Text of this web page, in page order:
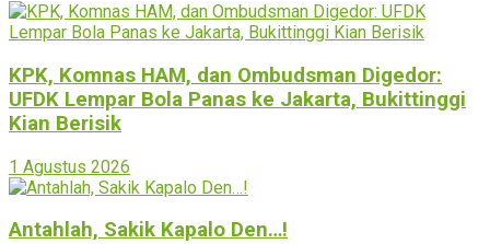
KPK, Komnas HAM, dan Ombudsman Digedor:
UFDK Lempar Bola Panas ke Jakarta, Bukittinggi
Kian Berisik
1 Agustus 2026
Antahlah, Sakik Kapalo Den…!